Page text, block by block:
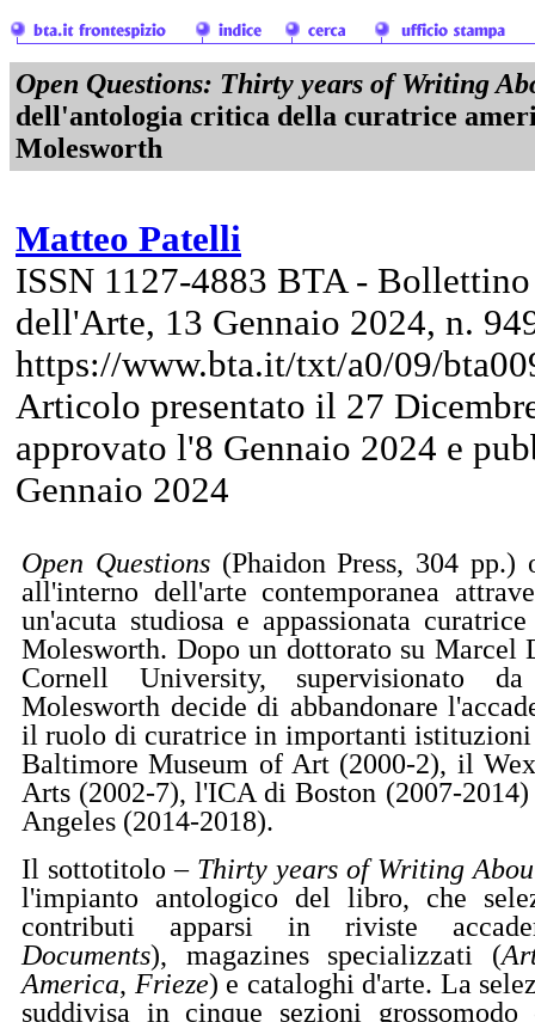
Open Questions: Thirty years of Writing
dell'antologia critica della curatrice
Molesworth
Matteo Patelli
ISSN 1127-4883 BTA -
dell'Arte, 13 Gennaio 2024, n.
https://www.bta.it/txt/a0/09/
Articolo presentato il 27
approvato l'8 Gennaio 2024 e
Gennaio 2024
Open Questions(Phaidon Press, 304 pp.)
all'interno dell'arte contemporanea
un'acuta studiosa e appassionata
Molesworth. Dopo un dottorato su Marcel
Cornell University, supervisionato
Molesworth decide di abbandonare
il ruolo di curatrice in importanti
Baltimore Museum of Art (2000-2), il
Arts (2002-7), l'ICA di Boston (2007-
Angeles (2014-2018).
Il sottotitolo– Thirty years of Writing
l'impianto antologico del libro, che
contributi apparsi in riviste
Documents), magazines specializzati (
America, Frieze) e cataloghi d'arte. La
suddivisa in cinque sezioni grossomodo